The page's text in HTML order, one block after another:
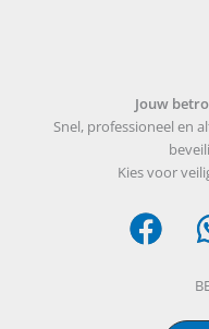
Jouw
Snel, professioneel en
Kies voor